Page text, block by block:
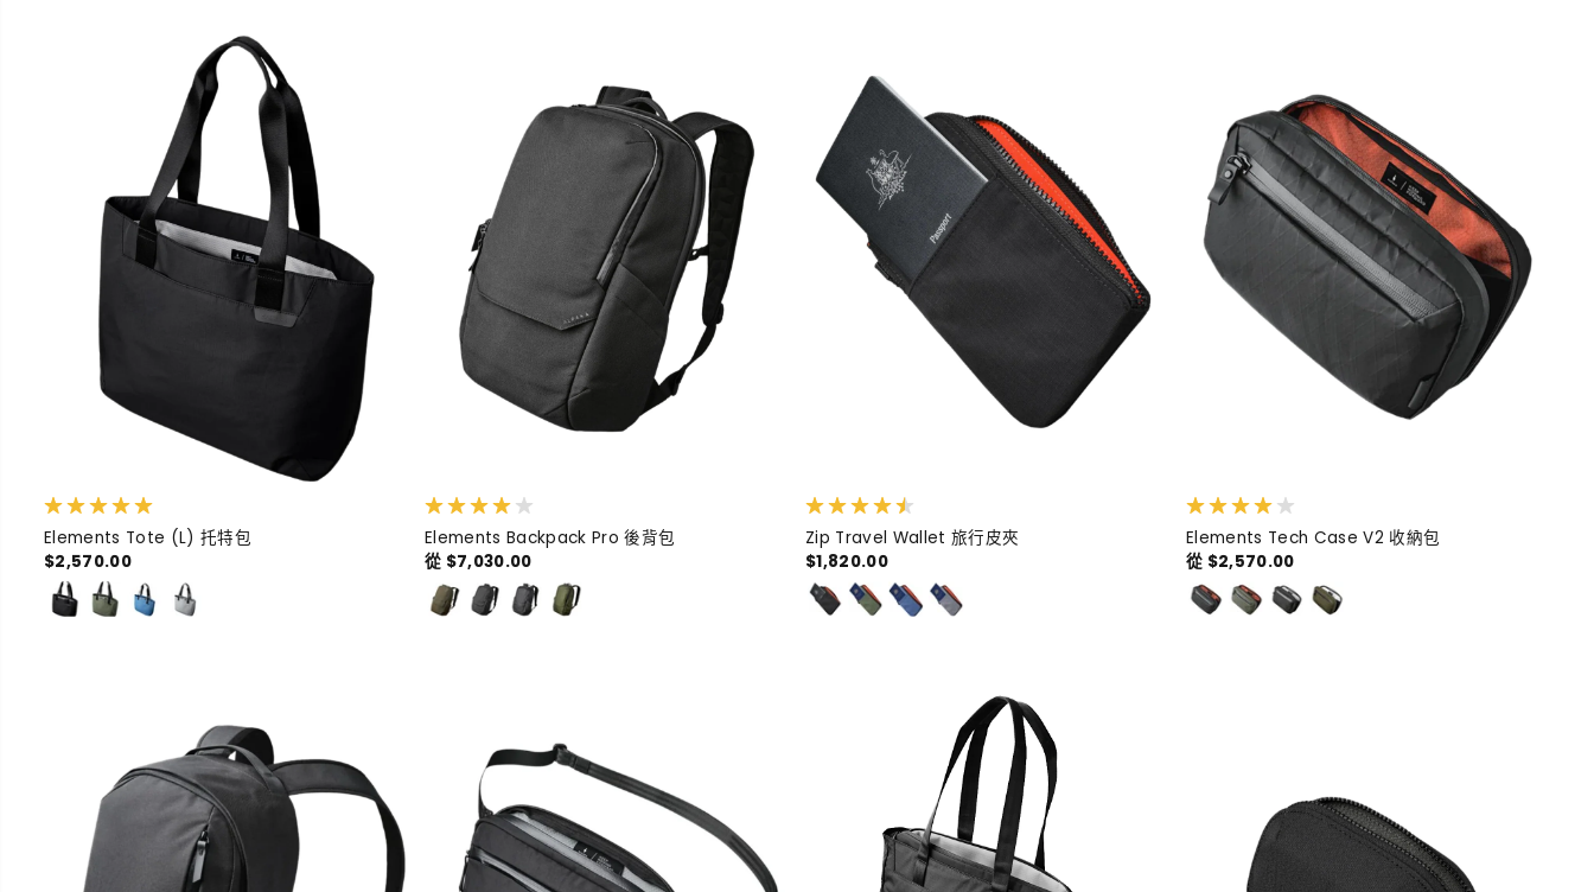
Elements Tote (L) 托特包
$2,570.00
Elements Backpack Pro 後背包
從 $7,030.00
Zip Travel Wallet 旅行皮夾
$1,820.00
Elements Tech Case V2 收納包
從 $2,570.00